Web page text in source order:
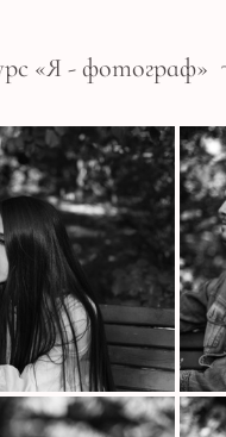
«Я - фотограф»